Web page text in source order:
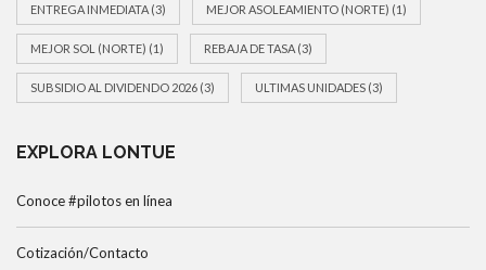
ENTREGA INMEDIATA (3) MEJOR ASOLEAMIENTO (NORTE) (1)
MEJOR SOL (NORTE) (1) REBAJA DE TASA (3)
SUBSIDIO AL DIVIDENDO 2026 (3) ULTIMAS UNIDADES (3)
EXPLORA LONTUE
Conoce #pilotos en línea
Cotización/Contacto